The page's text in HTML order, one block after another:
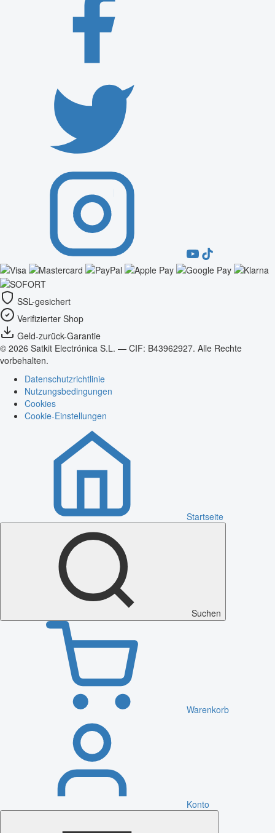
SSL-gesichert
Verifizierter Shop
Geld-zurück-Garantie
© 2026 Satkit Electrónica S.L. — CIF: B43962927. Alle Rechte
vorbehalten.
Datenschutzrichtlinie
Nutzungsbedingungen
Cookies
Cookie-Einstellungen
Startseite
Suchen
Warenkorb
Konto